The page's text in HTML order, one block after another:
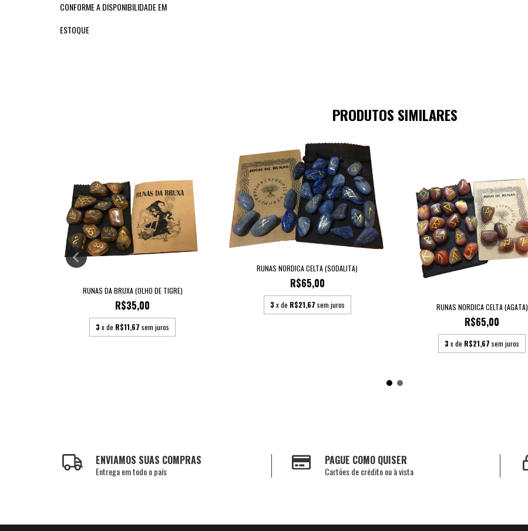
CONFORME A DISPONIBILIDADE EM
ESTOQUE
PRODUTOS SIMILARES
RUNAS DA BRUXA (OLHO DE TIGRE)
R$35,00
3 x de R$11,67 sem juros
RUNAS NORDICA CELTA (SODALITA)
R$65,00
3 x de R$21,67 sem juros RUNAS NORDICA CELTA (AGATA)
R$65,00
3 x de R$21,67 sem juros
ENVIAMOS SUAS COMPRAS
Entrega em todo o país
PAGUE COMO QUISER
Cartões de crédito ou à vista